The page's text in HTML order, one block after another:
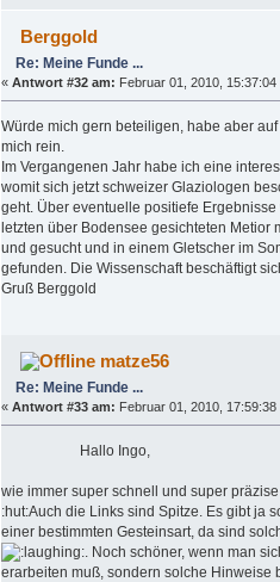
Berggold
Re: Meine Funde ...
« Antwort #32 am: Februar 01, 2010,
Würde mich gern beteiligen, habe aber
mich rein.
Im Vergangenen Jahr habe ich eine
womit sich jetzt schweizer Glaziologen
geht. Über eventuelle positiefe
letzten über Bodensee gesichteten Metior
und gesucht und in einem Gletscher im
gefunden. Die Wissenschaft beschäftigt
Gruß Berggold
matze56
Re: Meine Funde ...
« Antwort #33 am: Februar 01, 2010,
Hallo Ingo,
wie immer super schnell und super präzise
:hut:Auch die Links sind Spitze. Es gibt ja
einer bestimmten Gesteinsart, da sind
. Noch schöner, wenn man
erarbeiten muß, sondern solche Hinweise